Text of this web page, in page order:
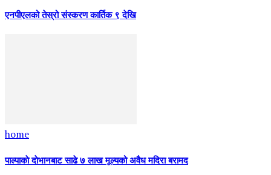
एनपीएलको तेस्रो संस्करण कार्तिक ९ देखि
home
पाल्पाकाे दाेभानबाट साढे ७ लाख मूल्यको अवैध मदिरा बरामद